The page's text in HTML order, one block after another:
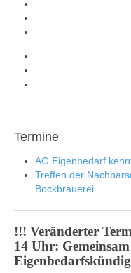
Termine
AG Eigenbedarf
Treffen der
Bockbrauerei
!!! Veränderter
14 Uhr: Gemeinsam